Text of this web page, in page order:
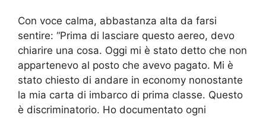
Con voce calma, abbastanza alta da farsi
sentire: “Prima di lasciare questo aereo, devo
chiarire una cosa. Oggi mi è stato detto che non
appartenevo al posto che avevo pagato. Mi è
stato chiesto di andare in economy nonostante
la mia carta di imbarco di prima classe. Questo
è discriminatorio. Ho documentato ogni